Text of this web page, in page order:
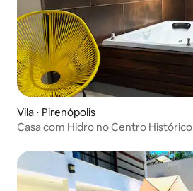
Vila ⋅ Pirenópolis
Casa com Hidro no Centro Histórico